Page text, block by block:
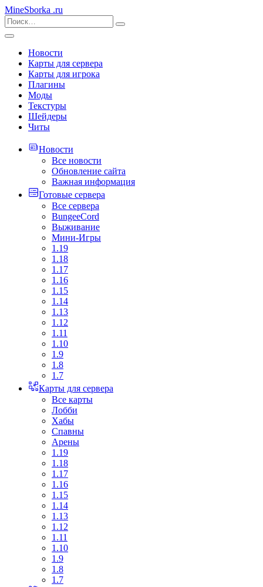
MineSborka .ru
Новости
Карты для сервера
Карты для игрока
Плагины
Моды
Текстуры
Шейдеры
Читы
Новости
Все новости
Обновление сайта
Важная информация
Готовые сервера
Все сервера
BungeeCord
Выживание
Мини-Игры
1.19
1.18
1.17
1.16
1.15
1.14
1.13
1.12
1.11
1.10
1.9
1.8
1.7
Карты для сервера
Все карты
Лобби
Хабы
Спавны
Арены
1.19
1.18
1.17
1.16
1.15
1.14
1.13
1.12
1.11
1.10
1.9
1.8
1.7